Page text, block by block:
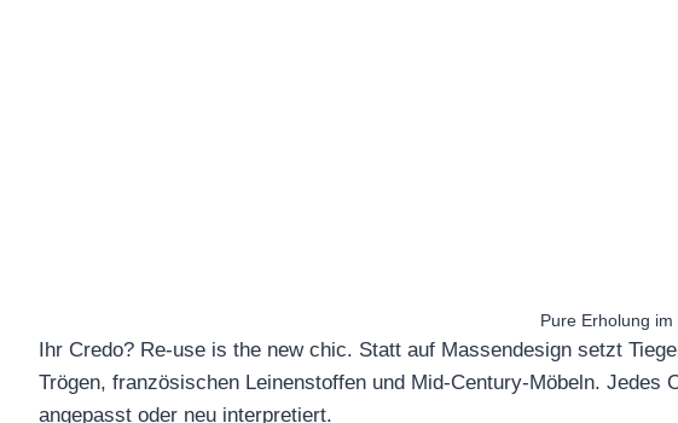
Pure Erholung
Ihr Credo? Re-use is the new chic. Statt auf Massendesign setzt
Trögen, französischen Leinenstoffen und Mid-Century-Möbeln.
angepasst oder neu interpretiert.